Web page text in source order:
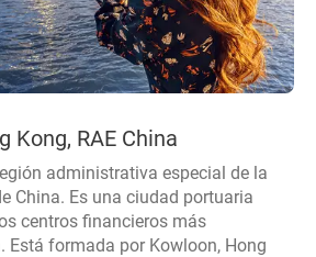
Kong, RAE China
administrativa especial de la
China. Es una ciudad portuaria
centros financieros más
Está formada por Kowloon, Hong